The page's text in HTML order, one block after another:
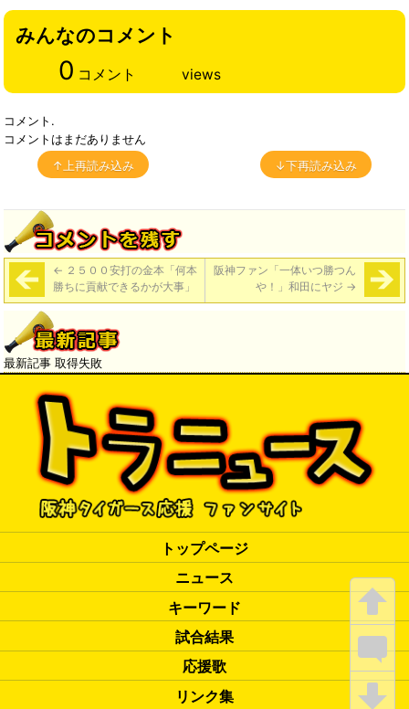
みんなのコメント
0 コメント views
コメント.
コメントはまだありません
↑上再読み込み
↓下再読み込み
← ２５００安打の金本「何本
勝ちに貢献できるかが大事」
阪神ファン「一体いつ勝つん
や！」和田にヤジ →
最新記事 取得失敗
トップページ
ニュース
キーワード
試合結果
応援歌
リンク集